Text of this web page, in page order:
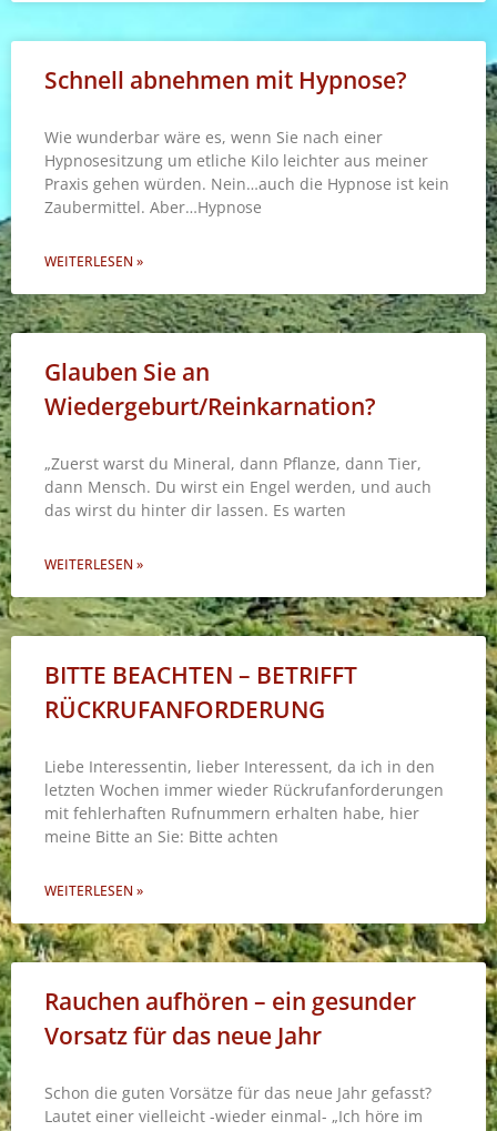
Schnell abnehmen mit Hypnose?
Wie wunderbar wäre es, wenn Sie nach einer
Hypnosesitzung um etliche Kilo leichter aus meiner
Praxis gehen würden. Nein…auch die Hypnose ist kein
Zaubermittel. Aber…Hypnose
WEITERLESEN »
Glauben Sie an
Wiedergeburt/Reinkarnation?
„Zuerst warst du Mineral, dann Pflanze, dann Tier,
dann Mensch. Du wirst ein Engel werden, und auch
das wirst du hinter dir lassen. Es warten
WEITERLESEN »
BITTE BEACHTEN – BETRIFFT
RÜCKRUFANFORDERUNG
Liebe Interessentin, lieber Interessent, da ich in den
letzten Wochen immer wieder Rückrufanforderungen
mit fehlerhaften Rufnummern erhalten habe, hier
meine Bitte an Sie: Bitte achten
WEITERLESEN »
Rauchen aufhören – ein gesunder
Vorsatz für das neue Jahr
Schon die guten Vorsätze für das neue Jahr gefasst?
Lautet einer vielleicht -wieder einmal- „Ich höre im